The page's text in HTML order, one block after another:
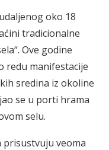
oko 18
tradicionalne
Ove godine
redu manifestacije
sredina iz okoline
se u porti hrama
selu.
veoma